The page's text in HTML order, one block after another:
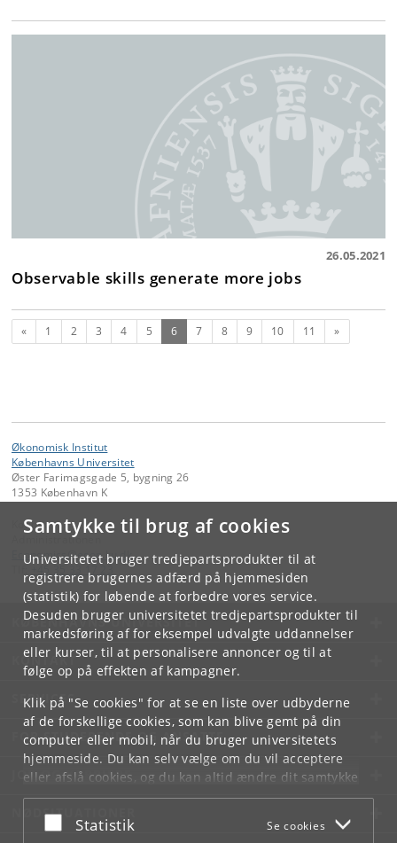
Samtykke til brug af cookies
Universitetet bruger tredjepartsprodukter til at
registrere brugernes adfærd på hjemmesiden
(statistik) for løbende at forbedre vores service.
Desuden bruger universitetet tredjepartsprodukter til
markedsføring af for eksempel udvalgte uddannelser
eller kurser, til at personalisere annoncer og til at
følge op på effekten af kampagner.
Klik på "Se cookies" for at se en liste over udbyderne
af de forskellige cookies, som kan blive gemt på din
computer eller mobil, når du bruger universitetets
hjemmeside. Du kan selv vælge om du vil acceptere
eller afslå cookies, og du kan altid ændre dit samtykke
underCookie- og privatlivspolitiksom du finder i
bunden af hver side.
Acceptér eller afslå
Statistik Se cookies
26.05.2021
Observable skills generate more jobs
Forrige
« 1 2 3 4 5 6(nuværende)
7 8 9 10 11 Næste
»
Økonomisk Institut
Københavns Universitet
Øster Farimagsgade 5, bygning 26
1353 København K
Kontakt:
Administrationen
Economics@econ. ku.dk
KØBENHAVNS UNIVERSITET
KONTAKT
SERVICES
FOR STUDERENDE OG ANSATTE
JOB OG KARRIERE
NØDSITUATIONER